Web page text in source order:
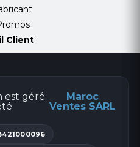
Client
est géré
Maroc
Ventes SARL